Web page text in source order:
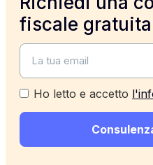
fiscale gratuita
Ho letto e accetto